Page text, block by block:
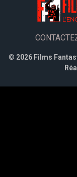
© 2026 Films